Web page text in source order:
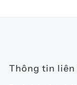
Thông tin liên